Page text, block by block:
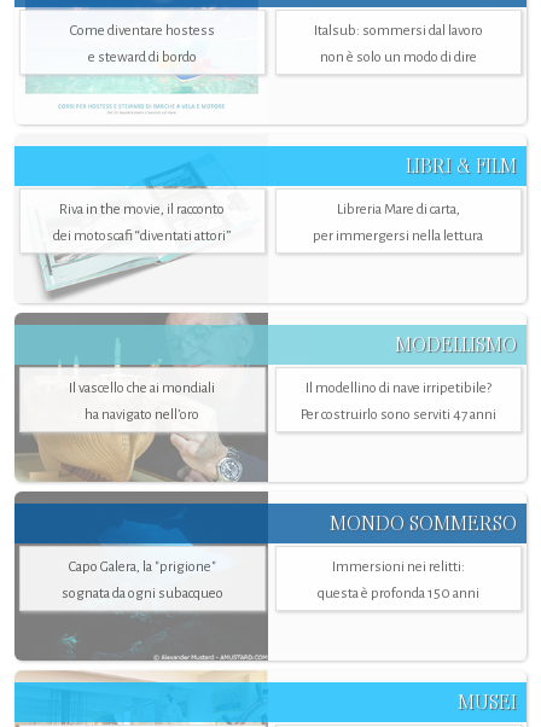
Come diventare hostess
e steward di bordo
Italsub: sommersi dal lavoro
non è solo un modo di dire
LIBRI & FILM
Riva in the movie, il racconto
dei motoscafi “diventati attori”
Libreria Mare di carta,
per immergersi nella lettura
MODELLISMO
Il vascello che ai mondiali
ha navigato nell’oro
Il modellino di nave irripetibile?
Per costruirlo sono serviti 47 anni
MONDO SOMMERSO
Capo Galera, la "prigione"
sognata da ogni subacqueo
Immersioni nei relitti:
questa è profonda 150 anni
MUSEI